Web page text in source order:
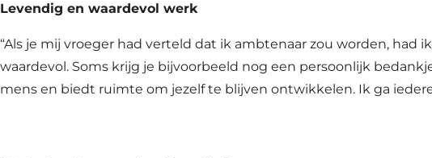
Levendig en waardevol werk
“Als je mij vroeger had verteld dat ik ambtenaar zou worden, had
waardevol. Soms krijg je bijvoorbeeld nog een persoonlijk
mens en biedt ruimte om jezelf te blijven ontwikkelen. Ik ga